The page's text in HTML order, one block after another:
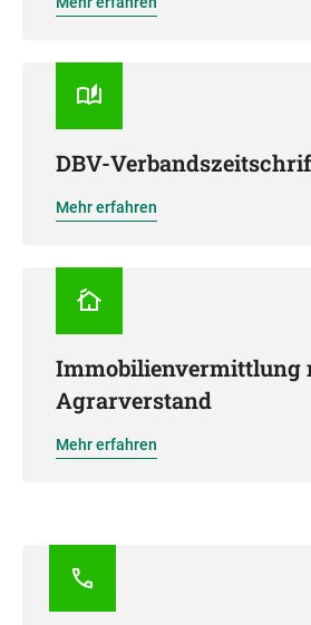
DBV-
Mehr erfahren
Immobilienvermittlung
Agrarverstand
Mehr erfahren